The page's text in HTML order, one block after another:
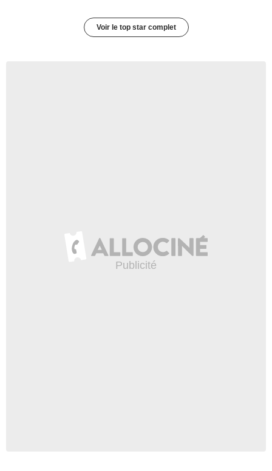
Voir le top star complet